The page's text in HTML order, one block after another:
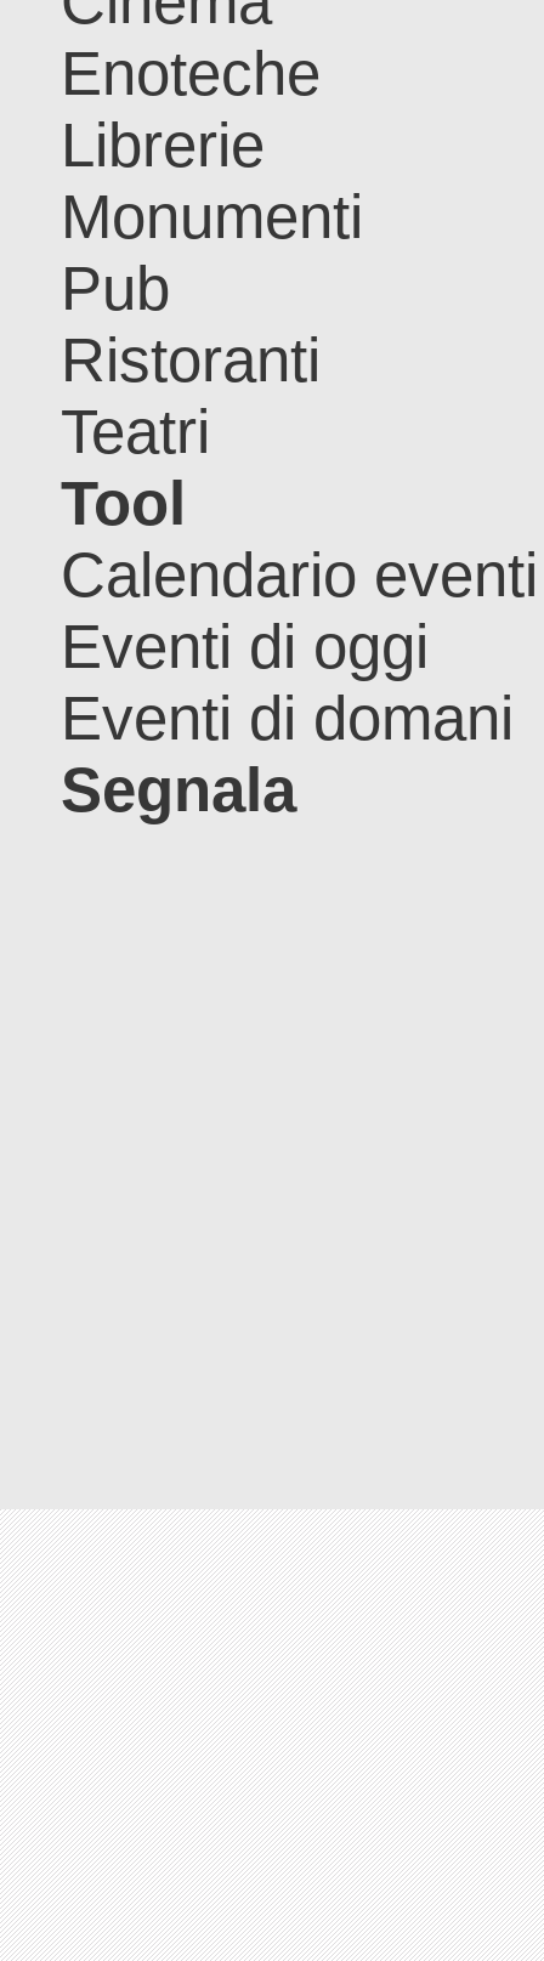
Enoteche
Librerie
Monumenti
Pub
Ristoranti
Teatri
Tool
Calendario eventi
Eventi di oggi
Eventi di domani
Segnala